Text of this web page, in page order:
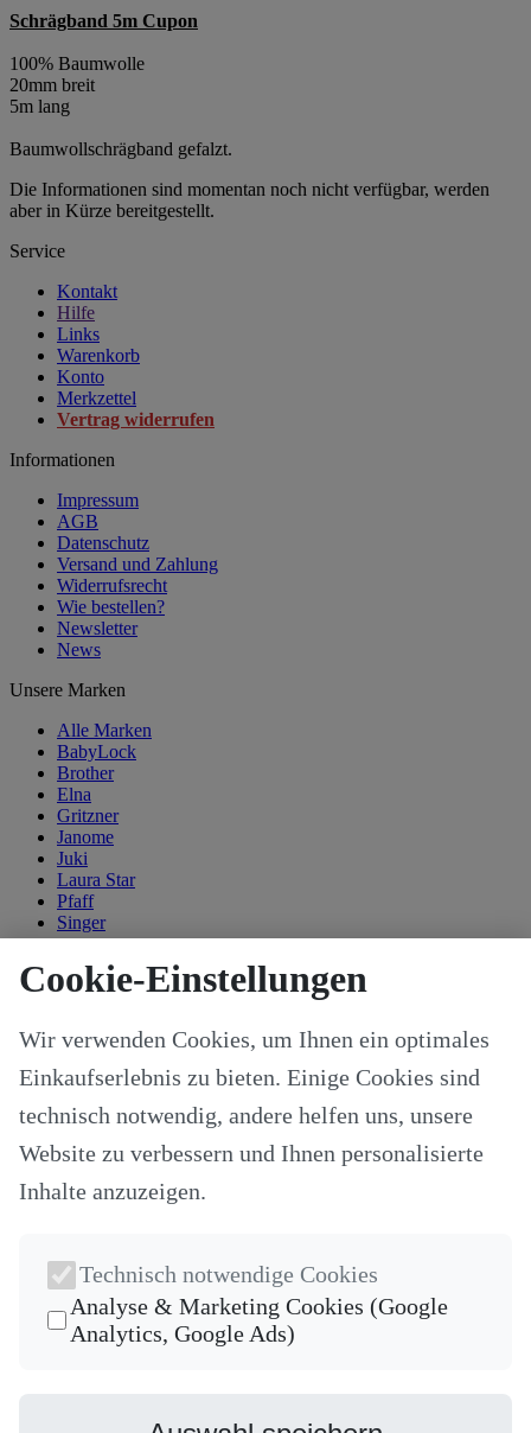
Schrägband 5m Cupon
100% Baumwolle
20mm breit
5m lang
Baumwollschrägband gefalzt.
Die Informationen sind momentan noch nicht verfügbar, werden
aber in Kürze bereitgestellt.
Service
Kontakt
Hilfe
Links
Warenkorb
Konto
Merkzettel
Vertrag widerrufen
Informationen
Impressum
AGB
Datenschutz
Versand und Zahlung
Widerrufsrecht
Wie bestellen?
Newsletter
News
Unsere Marken
Alle Marken
BabyLock
Brother
Elna
Gritzner
Janome
Juki
Laura Star
Pfaff
Singer
Kategorien
Nähzubehör
Ersatzteile
Stricken und Häkeln
Schneideplotter und Zubehör
Sticksoftware
Unsere Hersteller
Newsletter
Die neuesten Produkte und die besten Angebote per E-Mail, damit
Ihr nichts mehr verpasst.
Cookie-Einstellungen
Wir verwenden Cookies, um Ihnen ein optimales
Einkaufserlebnis zu bieten. Einige Cookies sind
technisch notwendig, andere helfen uns, unsere
Website zu verbessern und Ihnen personalisierte
Inhalte anzuzeigen.
Technisch notwendige Cookies
Analyse & Marketing Cookies (Google
Analytics, Google Ads)